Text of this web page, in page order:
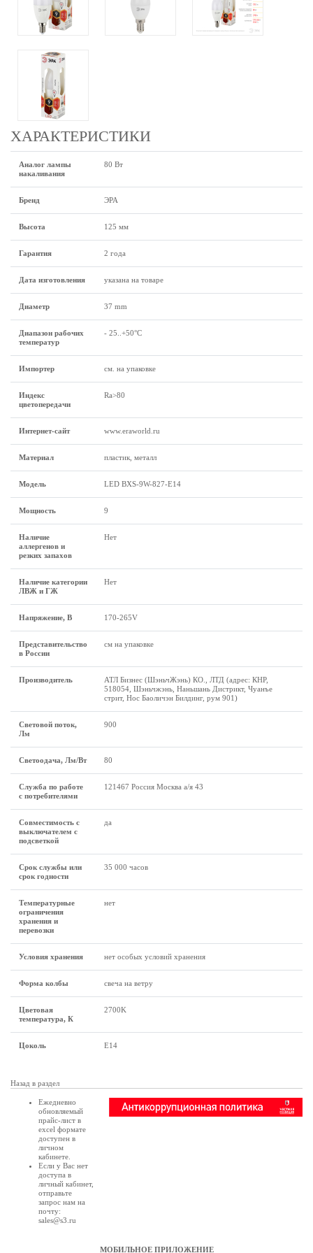
ХАРАКТЕРИСТИКИ
Аналог лампы
накаливания
80 Вт
Бренд ЭРА
Высота 125 мм
Гарантия 2 года
Дата изготовления указана на товаре
Диаметр 37 mm
Диапазон рабочих
температур
- 25..+50°C
Импортер см. на упаковке
Индекс
цветопередачи
Ra>80
Интернет-сайт www.eraworld.ru
Материал пластик, металл
Модель LED BXS-9W-827-E14
Мощность 9
Наличие
аллергенов и
резких запахов
Нет
Наличие категории
ЛВЖ и ГЖ
Нет
Напряжение, В 170-265V
Представительство
в России
см на упаковке
Производитель
АТЛ Бизнес (ШэньчЖэнь) КО., ЛТД (адрес: КНР,
518054, Шэньчжэнь, Наньшань Дистрикт, Чуанъе
стрит, Нос Баоличэн Билдинг, рум 901)
Световой поток,
Лм
900
Светоодача, Лм/Вт 80
Служба по работе
с потребителями
121467 Россия Москва а/я 43
Совместимость с
выключателем с
подсветкой
да
Срок службы или
срок годности
35 000 часов
Температурные
ограничения
хранения и
перевозки
нет
Условия хранения нет особых условий хранения
Форма колбы свеча на ветру
Цветовая
температура, К
2700K
Цоколь Е14
Назад в раздел
Ежедневно
обновляемый
прайс-лист в
excel формате
доступен в
личном
кабинете
Если у Вас нет
доступа в
личный кабинет,
отправьте
запрос нам на
почту:
sales@s3.ru
МОБИЛЬНОЕ ПРИЛОЖЕНИЕ